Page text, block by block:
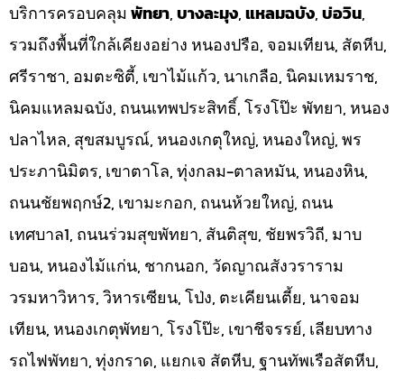
บริการครอบคลุมพัทยา,บางละมุง,แหลมฉบัง,บ่อวิน,
รวมถึงพื้นที่ใกล้เคียงอย่าง หนองปรือ, จอมเทียน, สัตหีบ,
ศรีราชา, อมตะซิตี้, เขาไม้แก้ว, นาเกลือ, นิคมเหมราช,
นิคมแหลมฉบัง, ถนนเทพประสิทธิ์, โรงโป๊ะ พัทยา, หนอง
ปลาไหล, สุขสมบูรณ์, หนองเกตุใหญ่, หนองใหญ่, พร
ประภานิมิตร, เขาตาโล, ทุ่งกลม-ตาลหมัน, หนองหิน,
ถนนชัยพฤกษ์2, เขามะกอก, ถนนห้วยใหญ่, ถนน
เทศบาล1, ถนนร่วมสุขพัทยา, สันติสุข, ชัยพรวิถี, มาบ
บอน, หนองไม้แก่น, ชากนอก, วัดญาณสังวราราม
วรมหาวิหาร, วิหารเซียน, โป่ง, ตะเคียนเตี้ย, นาจอม
เทียน, หนองเกตุพัทยา, โรงโป๊ะ, เขาชีจรรย์, เลียบทาง
รถไฟพัทยา, ทุ่งกราด, แยกเจ สัตหีบ, ฐานทัพเรือสัตหีบ,